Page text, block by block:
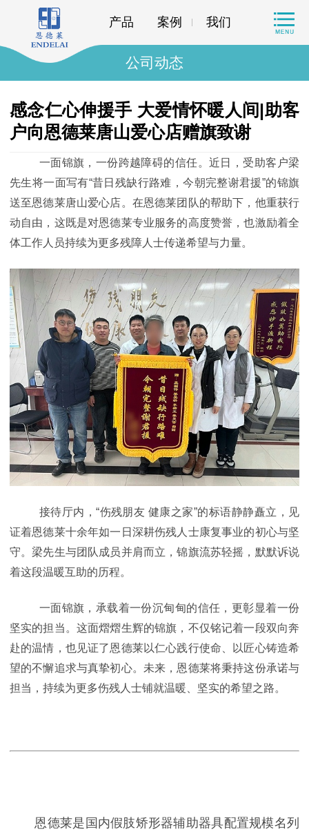
产品 案例 我们
公司动态
感念仁心伸援手 大爱情怀暖人间|助客
户向恩德莱唐山爱心店赠旗致谢
一面锦旗，一份跨越障碍的信任。近日，受助客户梁
先生将一面写有“昔日残缺行路难，今朝完整谢君援”的锦旗
送至恩德莱唐山爱心店。在恩德莱团队的帮助下，他重获行
动自由，这既是对恩德莱专业服务的高度赞誉，也激励着全
体工作人员持续为更多残障人士传递希望与力量。
接待厅内，“伤残朋友 健康之家”的标语静静矗立，见
证着恩德莱十余年如一日深耕伤残人士康复事业的初心与坚
守。梁先生与团队成员并肩而立，锦旗流苏轻摇，默默诉说
着这段温暖互助的历程。
一面锦旗，承载着一份沉甸甸的信任，更彰显着一份
坚实的担当。这面熠熠生辉的锦旗，不仅铭记着一段双向奔
赴的温情，也见证了恩德莱以仁心践行使命、以匠心铸造希
望的不懈追求与真挚初心。未来，恩德莱将秉持这份承诺与
担当，持续为更多伤残人士铺就温暖、坚实的希望之路。
恩德莱是国内假肢矫形器辅助器具配置规模名列